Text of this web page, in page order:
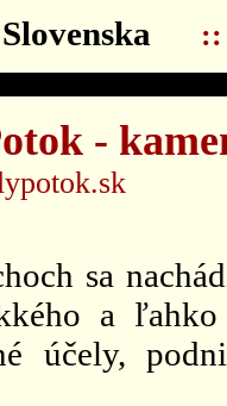
Slovenska ::
-
sa
a ľahko
účely,